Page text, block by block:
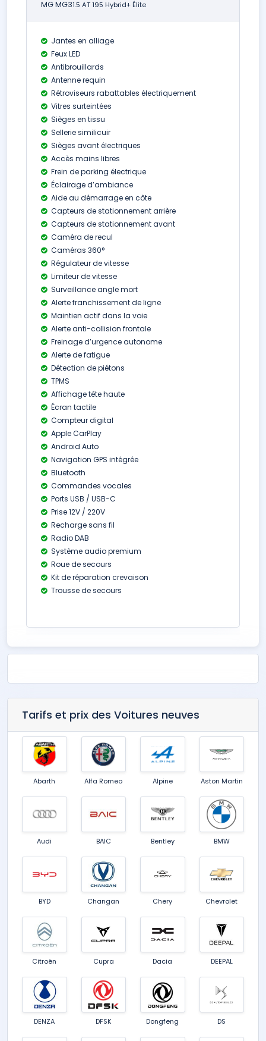
MG MG31.5 AT 195 Hybrid+ Élite
Jantes en alliage
Feux LED
Antibrouillards
Antenne requin
Rétroviseurs rabattables électriquement
Vitres surteintées
Sièges en tissu
Sellerie similicuir
Sièges avant électriques
Accès mains libres
Frein de parking électrique
Éclairage d’ambiance
Aide au démarrage en côte
Capteurs de stationnement arrière
Capteurs de stationnement avant
Caméra de recul
Caméras 360°
Régulateur de vitesse
Limiteur de vitesse
Surveillance angle mort
Alerte franchissement de ligne
Maintien actif dans la voie
Alerte anti-collision frontale
Freinage d’urgence autonome
Alerte de fatigue
Détection de piétons
TPMS
Affichage tête haute
Écran tactile
Compteur digital
Apple CarPlay
Android Auto
Navigation GPS intégrée
Bluetooth
Commandes vocales
Ports USB / USB-C
Prise 12V / 220V
Recharge sans fil
Radio DAB
Système audio premium
Roue de secours
Kit de réparation crevaison
Trousse de secours
Tarifs et prix des Voitures neuves
Abarth Alfa Romeo Alpine Aston Martin
Audi BAIC Bentley BMW
BYD Changan Chery Chevrolet
Citroën Cupra Dacia DEEPAL
DENZA DFSK Dongfeng DS